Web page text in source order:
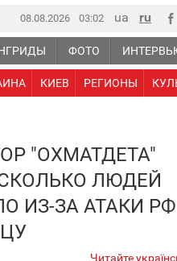
08.08.2026 03 02
ФОТО
КИЕВ РЕГИОНЫ
"ОХМАТДЕТА"
ЛЮДЕЙ
ИЗ-ЗА АТАКИ РФ
Читайте